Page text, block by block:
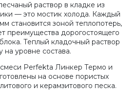
раствор в кладке из
— это мостик холода. Каждый
становится зоной теплопотерь,
преимущества дорогостоящего
Теплый кладочный раствор
уровне состава.
Perfekta Линкер Термо и
на основе пористых
и керамзитового песка.